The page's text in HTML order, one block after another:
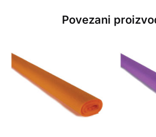
Povezani